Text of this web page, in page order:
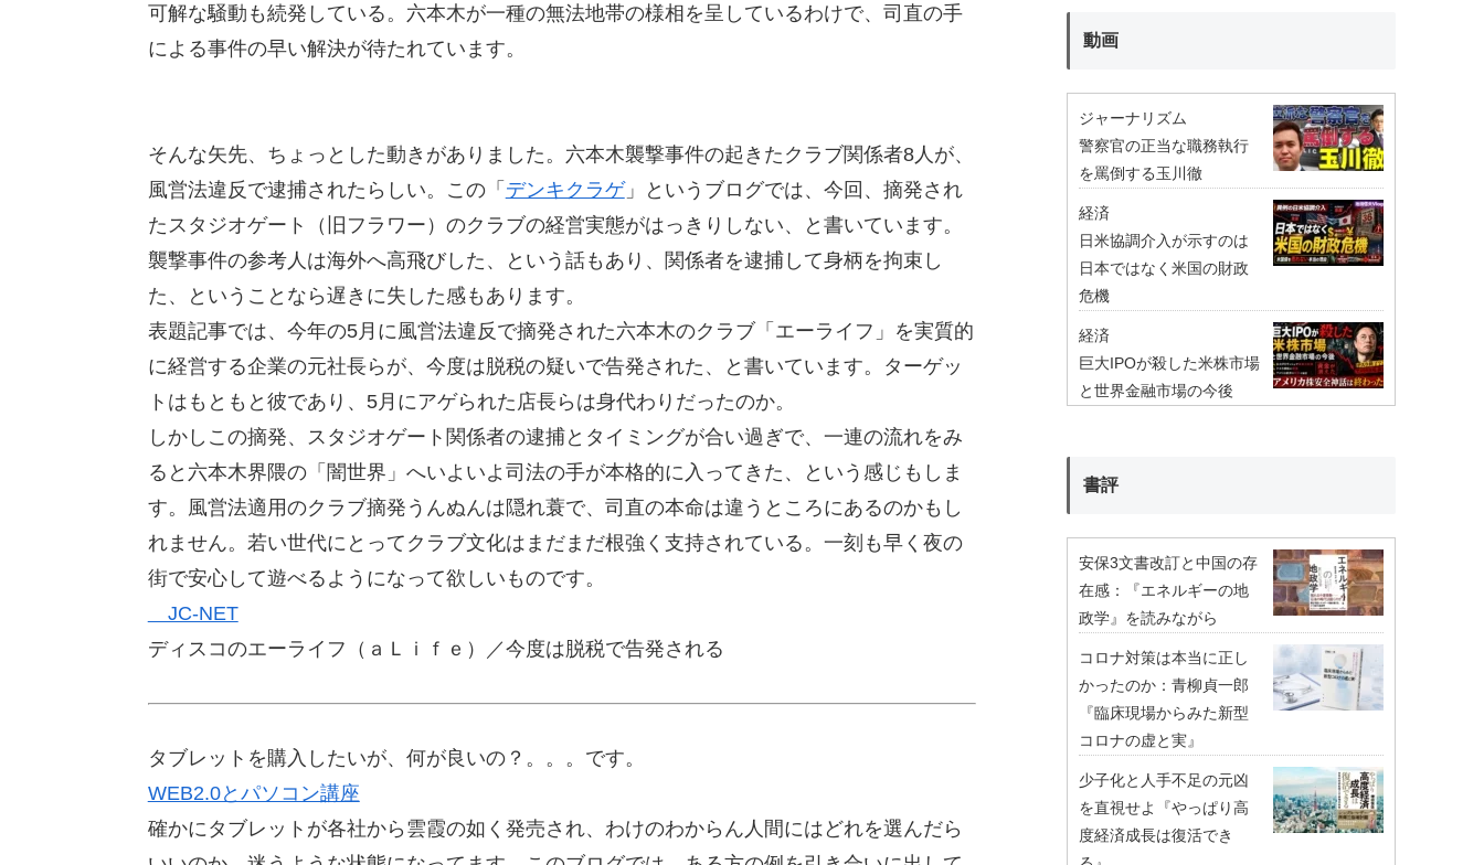
可解な騒動も続発している。六本木が一種の無法地帯の様相を呈しているわけで、司直の手
による事件の早い解決が待たれています。
そんな矢先、ちょっとした動きがありました。六本木襲撃事件の起きたクラブ関係者8人が、
風営法違反で逮捕されたらしい。この「 デンキクラゲ」というブログでは、今回、摘発され
たスタジオゲート（旧フラワー）のクラブの経営実態がはっきりしない、と書いています。
襲撃事件の参考人は海外へ高飛びした、という話もあり、関係者を逮捕して身柄を拘束し
た、ということなら遅きに失した感もあります。
表題記事では、今年の5月に風営法違反で摘発された六本木のクラブ「エーライフ」を実質的
に経営する企業の元社長らが、今度は脱税の疑いで告発された、と書いています。ターゲッ
トはもともと彼であり、5月にアゲられた店長らは身代わりだったのか。
しかしこの摘発、スタジオゲート関係者の逮捕とタイミングが合い過ぎで、一連の流れをみ
ると六本木界隈の「闇世界」へいよいよ司法の手が本格的に入ってきた、という感じもしま
す。風営法適用のクラブ摘発うんぬんは隠れ蓑で、司直の本命は違うところにあるのかもし
れません。若い世代にとってクラブ文化はまだまだ根強く支持されている。一刻も早く夜の
街で安心して遊べるようになって欲しいものです。
JC-NET
ディスコのエーライフ（ａＬｉｆｅ）／今度は脱税で告発される
タブレットを購入したいが、何が良いの？。。。です。
WEB2.0とパソコン講座
確かにタブレットが各社から雲霞の如く発売され、わけのわからん人間にはどれを選んだら
動画
ジャーナリズム
警察官の正当な職務執行
を罵倒する玉川徹
経済
日米協調介入が示すのは
日本ではなく米国の財政
危機
経済
巨大IPOが殺した米株市場
と世界金融市場の今後
書評
安保3文書改訂と中国の存
在感：『エネルギーの地
政学』を読みながら
コロナ対策は本当に正し
かったのか：青柳貞一郎
『臨床現場からみた新型
コロナの虚と実』
少子化と人手不足の元凶
を直視せよ『やっぱり高
度経済成長は復活でき